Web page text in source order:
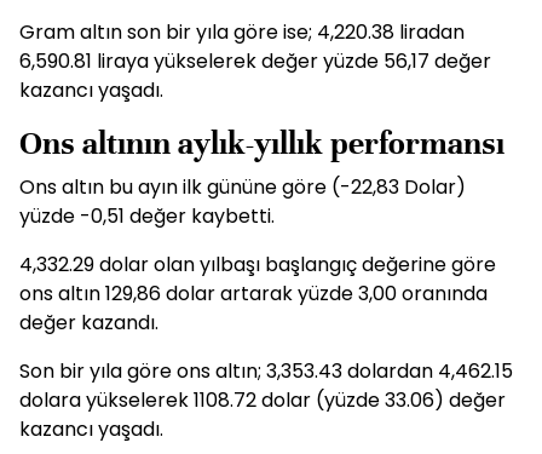
Gram altın son bir yıla göre ise; 4,220.38 liradan
6,590.81 liraya yükselerek değer yüzde 56,17 değer
kazancı yaşadı.
Ons altının aylık-yıllık performansı
Ons altın bu ayın ilk gününe göre (-22,83 Dolar)
yüzde -0,51 değer kaybetti.
4,332.29 dolar olan yılbaşı başlangıç değerine göre
ons altın 129,86 dolar artarak yüzde 3,00 oranında
değer kazandı.
Son bir yıla göre ons altın; 3,353.43 dolardan 4,462.15
dolara yükselerek 1108.72 dolar (yüzde 33.06) değer
kazancı yaşadı.